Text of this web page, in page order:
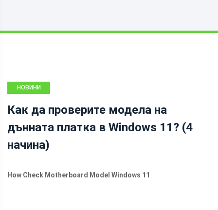
НОВИНИ
Как да проверите модела на
дънната платка в Windows 11? (4
начина)
How Check Motherboard Model Windows 11